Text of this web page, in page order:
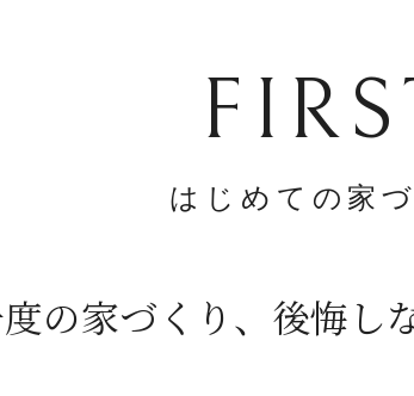
はじめての家
の家づくり、 後悔し